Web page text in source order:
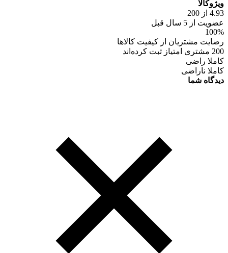
ویژوکالا
4.93 از 200
عضویت از 5 سال قبل
100%
رضایت مشتریان از کیفیت کالاها
200 مشتری امتیاز ثبت کرده‌اند
کاملا راضی
کاملا ناراضی
دیدگاه شما